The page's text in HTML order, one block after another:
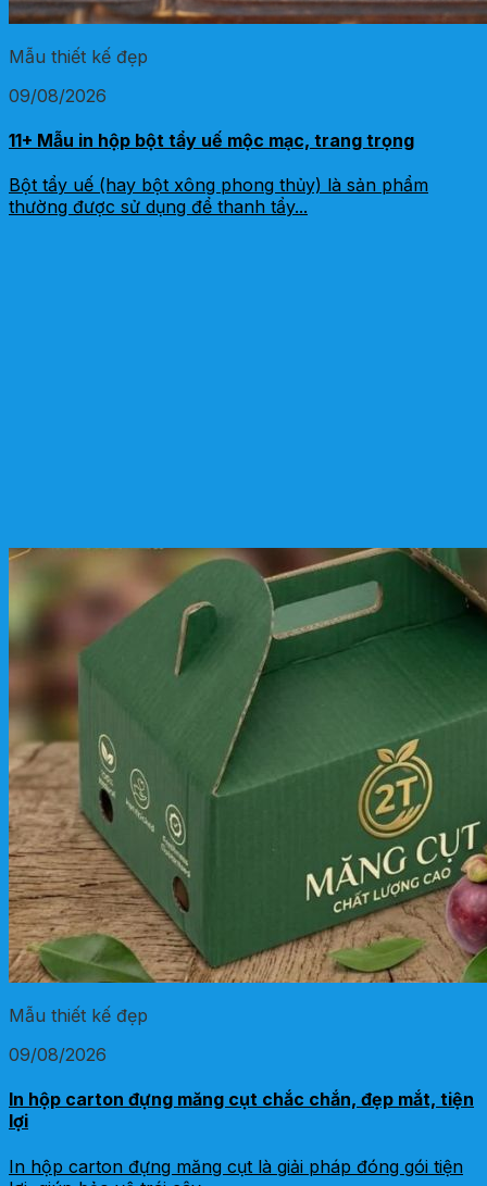
Mẫu thiết kế đẹp
09/08/2026
11+ Mẫu in hộp bột tẩy uế mộc mạc, trang trọng
Bột tẩy uế (hay bột xông phong thủy) là sản phẩm
thường được sử dụng để thanh tẩy...
Mẫu thiết kế đẹp
09/08/2026
In hộp carton đựng măng cụt chắc chắn, đẹp mắt, tiện
lợi
In hộp carton đựng măng cụt là giải pháp đóng gói tiện